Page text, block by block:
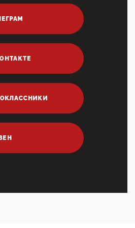
СБП это первый шаг из
ИНН при любых
2025 года превысило 63
вальяжно сообщил,
Киев не наносить удары по